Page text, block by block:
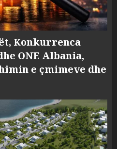
Konkurrenca
ONE Albania,
e çmimeve dhe